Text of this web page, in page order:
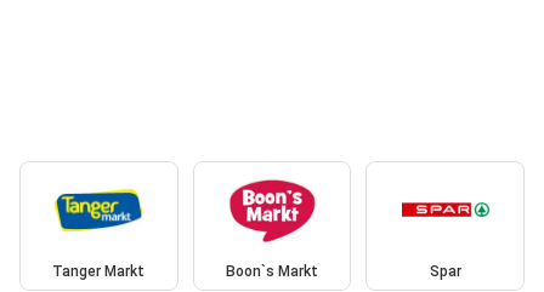
Tanger Markt Boon`s Markt Spar